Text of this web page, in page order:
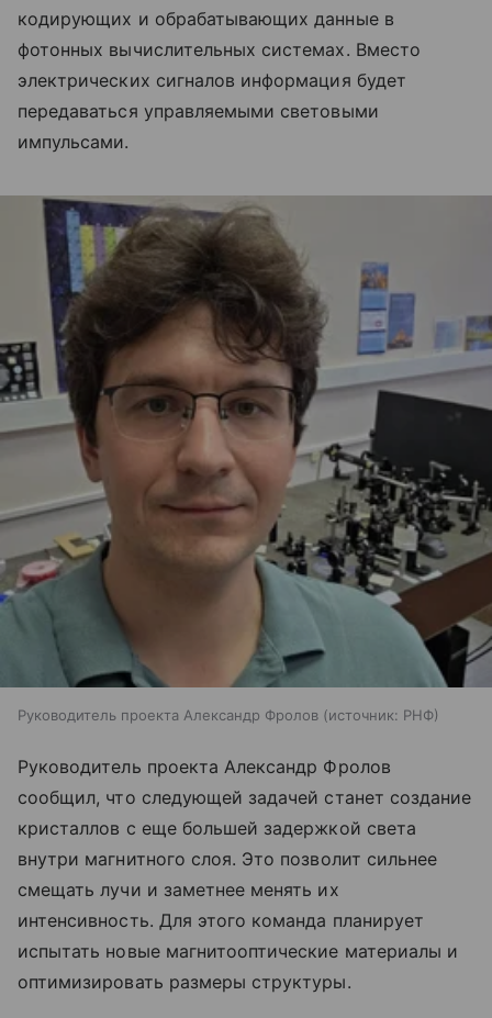
кодирующих и обрабатывающих данные в
фотонных вычислительных системах. Вместо
электрических сигналов информация будет
передаваться управляемыми световыми
импульсами.
Руководитель проекта Александр Фролов источник: РНФ
Руководитель проекта Александр Фролов
сообщил, что следующей задачей станет создание
кристаллов с еще большей задержкой света
внутри магнитного слоя. Это позволит сильнее
смещать лучи и заметнее менять их
интенсивность. Для этого команда планирует
испытать новые магнитооптические материалы и
оптимизировать размеры структуры.